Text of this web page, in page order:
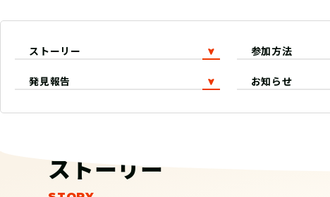
ストーリー 参加方法
発見報告 お知らせ
ストーリー